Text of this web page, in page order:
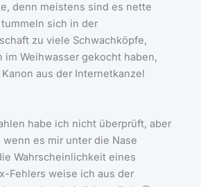
denn meistens sind es nette
sich in der
zu viele Schwachköpfe,
Weihwasser gekocht haben,
aus der Internetkanzel
habe ich nicht überprüft, aber
es mir unter die Nase
Wahrscheinlichkeit eines
Fehlers weise ich aus der